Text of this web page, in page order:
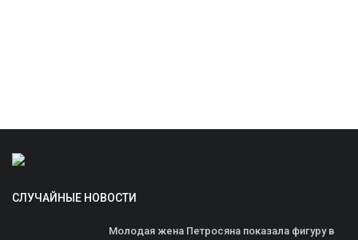
СЛУЧАЙНЫЕ НОВОСТИ
Молодая жена Петросяна показала фигуру в